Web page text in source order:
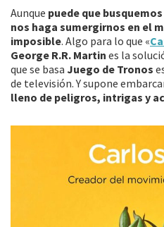
Aunque puede que
nos haga sumergirnos en el
imposible. Algo para lo que «
George R.R. Martin es la
que se basa Juego de Tronos
de televisión. Y supone
lleno de peligros, intrigas y